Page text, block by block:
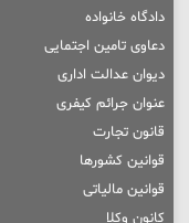
دادگاه خانواده
دعاوی تامین اجتمایی
دیوان عدالت اداری
عنوان جرائم کیفری
قانون تجارت
قوانین کشورها
قوانین مالیاتی
کانون وکلا